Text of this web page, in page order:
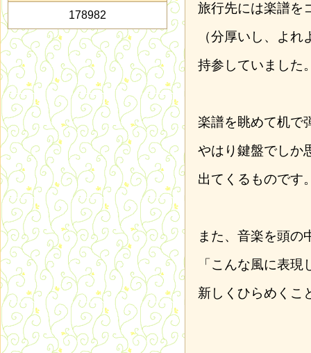
旅行先には楽譜を
（分厚いし、よ
持参していました
楽譜を眺めて机で
やはり鍵盤でしか
出てくるものです
また、音楽を頭の
「こんな風に表現
新しくひらめくこ
178982